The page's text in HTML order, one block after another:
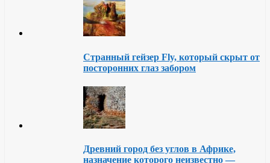
Странный гейзер Fly, который скрыт от
посторонних глаз забором
Древний город без углов в Африке,
назначение которого неизвестно —